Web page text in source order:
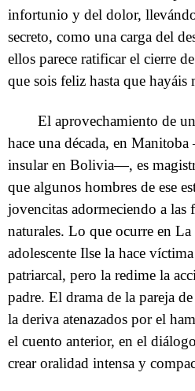
infortunio y del dolor,
secreto, como una carga del
ellos parece ratificar el cierre
que sois feliz hasta que hayáis
El aprovechamiento de
hace una década, en
insular en Bolivia—, es
que algunos hombres de ese
jovencitas adormeciendo a las
naturales. Lo que ocurre en
adolescente Ilse la hace
patriarcal, pero la redime la
padre. El drama de la pareja
la deriva atenazados por el
el cuento anterior, en el
crear oralidad intensa y